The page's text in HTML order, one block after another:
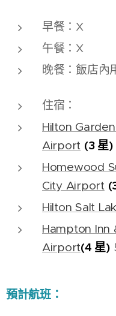
早餐：X
午餐：X
晚餐：飯店內
住宿：
Hilton
Airport (3 星)
Homewood
City Airport
Hilton Salt
Hampton Inn
Airport(4 星)
預計航班：